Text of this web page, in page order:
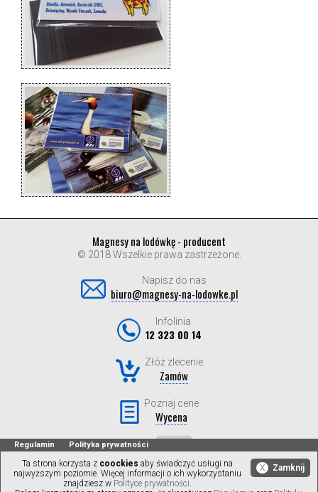
Magnesy na lodówkę - producent
© 2018 Wszelkie prawa zastrzeżone.
Napisz do nas
biuro@magnesy-na-lodowke.pl
Infolinia
12 323 00 14
Złóż zlecenie
Zamów
Poznaj cene
Wycena
Regulamin Polityka prywatności
X Zamknij
Ta strona korzysta z coockies aby świadczyć usługi na
najwyższym poziomie. Więcej informacji o ich wykorzystaniu
znajdziesz w Polityce prywatności.